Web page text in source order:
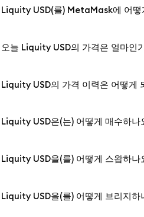
Liquity USD(를) MetaMask에 어떻
내에 자동으로 표시합니다.
터)을 사용 중이라면 먼저
세요.
오늘 Liquity USD의 가격은 얼마인
큰당 $1입니다. 이 가격은 전 세계 거
Liquity USD의 가격 이력은 어떻게
Liquity USD (LUSD)의 역대 최고가는
Liquity USD은(는) 어떻게 매수하나
수할 수 있습니다. MetaMask는 신
지리아 등 전 세계 사용자들의 국가
Liquity USD을(를) 어떻게 스왑하나
Base, Arbitrum과 같은 수백 개의
Liquity USD을(를) 어떻게 브리지하